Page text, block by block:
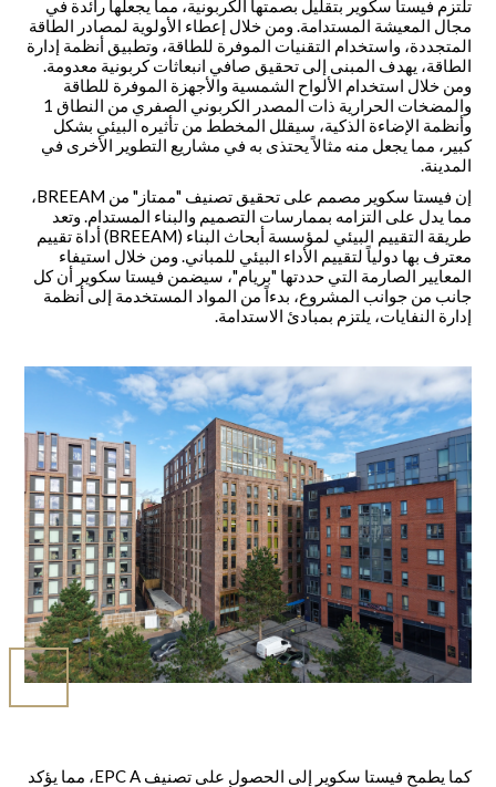
تلتزم فيستا سكوير بتقليل بصمتها الكربونية، مما يجعلها رائدة في
مجال المعيشة المستدامة. ومن خلال إعطاء الأولوية لمصادر الطاقة
المتجددة، واستخدام التقنيات الموفرة للطاقة، وتطبيق أنظمة إدارة
الطاقة، يهدف المبنى إلى تحقيق صافي انبعاثات كربونية معدومة.
ومن خلال استخدام الألواح الشمسية والأجهزة الموفرة للطاقة
والمضخات الحرارية ذات المصدر الكربوني الصفري من النطاق 1
وأنظمة الإضاءة الذكية، سيقلل المخطط من تأثيره البيئي بشكل
كبير، مما يجعل منه مثالاً يحتذى به في مشاريع التطوير الأخرى في
المدينة.
إن فيستا سكوير مصمم على تحقيق تصنيف "ممتاز" من BREEAM،
مما يدل على التزامه بممارسات التصميم والبناء المستدام. وتعد
طريقة التقييم البيئي لمؤسسة أبحاث البناء (BREEAM) أداة تقييم
معترف بها دولياً لتقييم الأداء البيئي للمباني. ومن خلال استيفاء
المعايير الصارمة التي حددتها "بريام"، سيضمن فيستا سكوير أن كل
جانب من جوانب المشروع، بدءاً من المواد المستخدمة إلى أنظمة
إدارة النفايات، يلتزم بمبادئ الاستدامة.
كما يطمح فيستا سكوير إلى الحصول على تصنيف EPC A، مما يؤكد